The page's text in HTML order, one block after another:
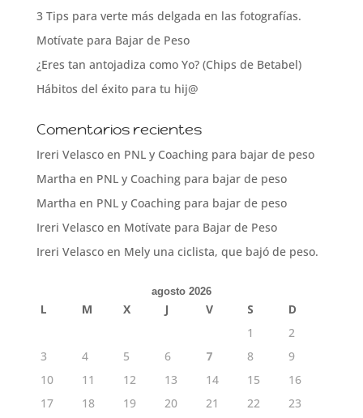
3 Tips para verte más delgada en las fotografías.
Motívate para Bajar de Peso
¿Eres tan antojadiza como Yo? (Chips de Betabel)
Hábitos del éxito para tu hij@
Comentarios recientes
Ireri Velascoen PNL y Coaching para bajar de peso
Martha en PNL y Coaching para bajar de peso
Martha en PNL y Coaching para bajar de peso
Ireri Velascoen Motívate para Bajar de Peso
Ireri Velascoen Mely una ciclista, que bajó de peso.
agosto 2026
L M X J V S
D
1
2
3
4 5 6 7 8
9
10
11 12 13 14 15
16
17
18 19 20 21 22 23